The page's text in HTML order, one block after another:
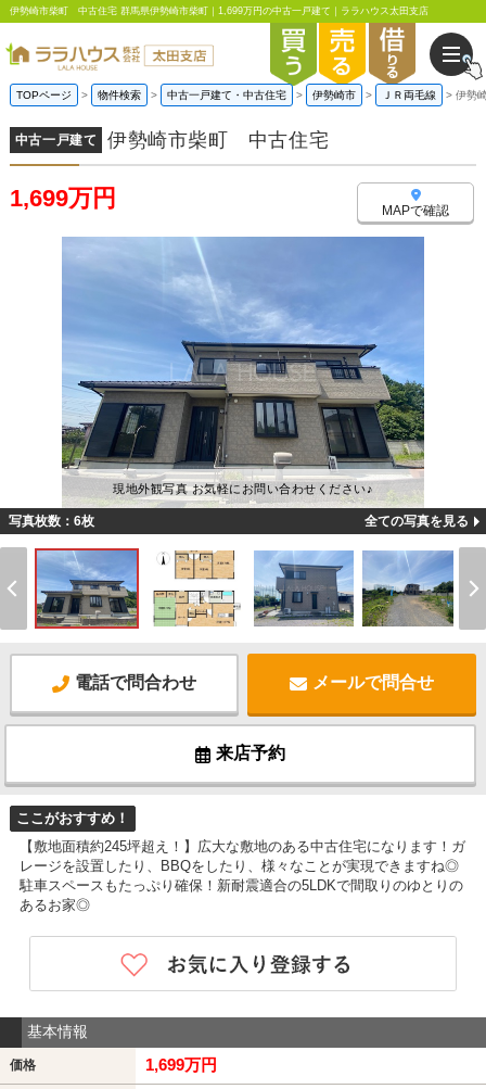
伊勢崎市柴町 中古住宅 群馬県伊勢崎市柴町｜1,699万円の中古一戸建て｜ララハウス太田支店
TOPページ 物件検索 中古一戸建て・中古住宅 伊勢崎市 ＪＲ両毛線 伊勢
中古一戸建て 伊勢崎市柴町 中古住宅
1,699万円 MAPで確認
現地外観写真 お気軽にお問い合わせください♪
写真枚数：6枚 全ての写真を見る
電話で問合わせ メールで問合せ
来店予約
ここがおすすめ！
【敷地面積約245坪超え！】広大な敷地のある中古住宅になります！ガ
レージを設置したり、BBQをしたり、様々なことが実現できますね◎
駐車スペースもたっぷり確保！新耐震適合の5LDKで間取りのゆとりの
あるお家◎
基本情報
価格 1,699万円